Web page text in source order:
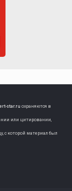
star.ru охраняются в
или цитировании,
с которой материал был